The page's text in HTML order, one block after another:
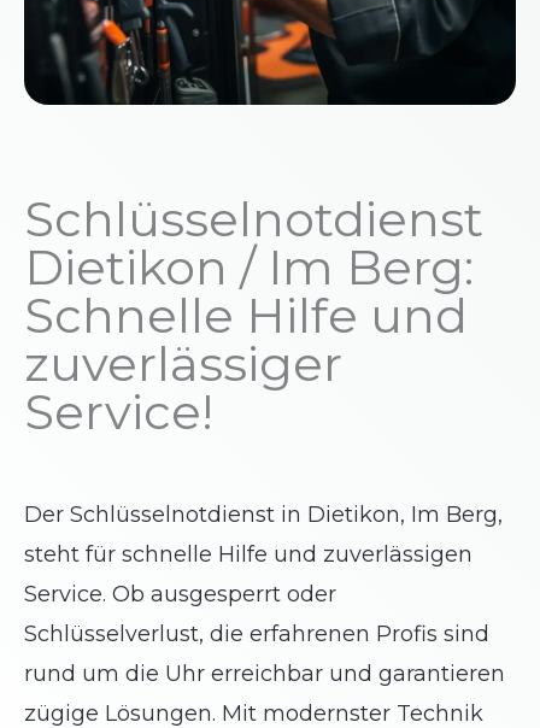
Schlüsselnotdienst
Dietikon / Im Berg:
Schnelle Hilfe und
zuverlässiger
Service!
Der Schlüsselnotdienst in Dietikon, Im Berg,
steht für schnelle Hilfe und zuverlässigen
Service. Ob ausgesperrt oder
Schlüsselverlust, die erfahrenen Profis sind
rund um die Uhr erreichbar und garantieren
zügige Lösungen. Mit modernster Technik